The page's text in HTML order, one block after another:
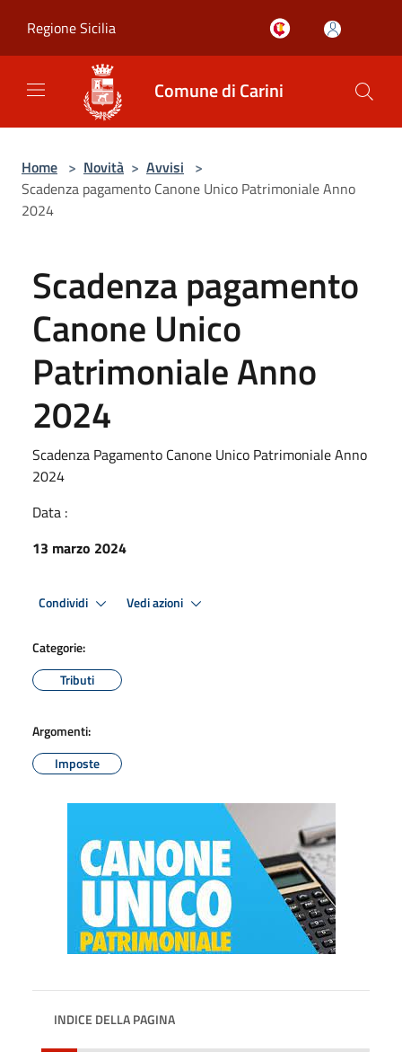
Regione Sicilia
Comune di Carini
Home > Novità > Avvisi >
Scadenza pagamento Canone Unico Patrimoniale Anno
2024
Scadenza pagamento
Canone Unico
Patrimoniale Anno
2024
Scadenza Pagamento Canone Unico Patrimoniale Anno
2024
Data :
13 marzo 2024
Condividi Vedi azioni
Categorie:
Tributi
Argomenti:
Imposte
INDICE DELLA PAGINA